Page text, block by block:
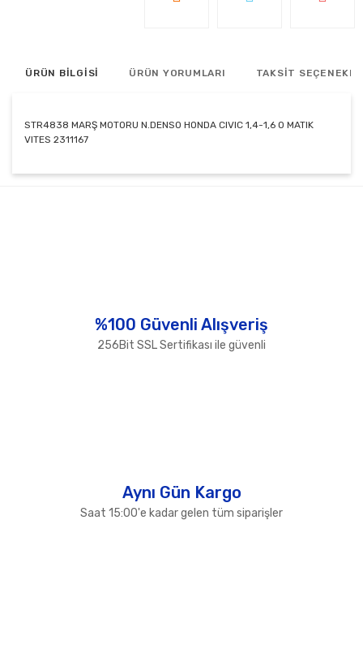
ÜRÜN BİLGİSİ ÜRÜN YORUMLARI TAKSİT
STR4838 MARŞ MOTORU N.DENSO HONDA CIVIC 1,4-1,6 O MATIK
VITES 2311167
Ürün fiyatı diğer sitelerden daha pahalı.
%100 Güvenli Alışveriş
256Bit SSL Sertifikası ile güvenli
Aynı Gün Kargo
Saat 15:00'e kadar gelen tüm siparişler